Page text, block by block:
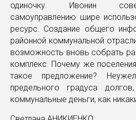
одиночку. Ивонин
самоуправлению шире
ресурс. Создание общего
районной коммунальной
возможность вновь собрать
комплекс. Почему же
такое предложение?
предельного градуса
коммунальные деньги, как